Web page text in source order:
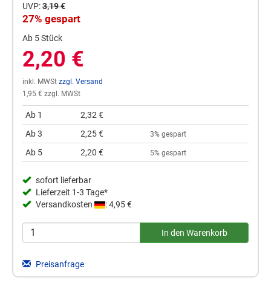
UVP:3,19 €
27% gespart
Ab 5 Stück
2,20 €
inkl. MWSt zzgl. Versand
1,95 € zzgl. MWSt
Ab 1
2,32 €
Ab 3
2,25 € 3% gespart
Ab 5 2,20 € 5% gespart
sofort lieferbar
Lieferzeit 1-3 Tage*
Versandkosten
: 4,95 €
Preisanfrage